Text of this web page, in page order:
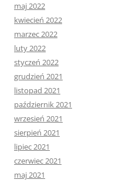
maj 2022
kwiecień 2022
marzec 2022
luty 2022
styczeń 2022
grudzień 2021
listopad 2021
październik 2021
wrzesień 2021
sierpień 2021
lipiec 2021
czerwiec 2021
maj 2021